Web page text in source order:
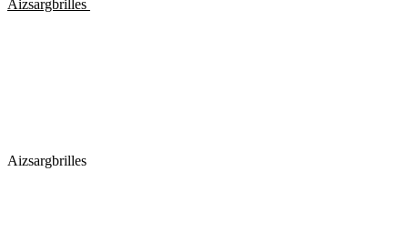
Aizsargbrilles
Aizsargbrilles